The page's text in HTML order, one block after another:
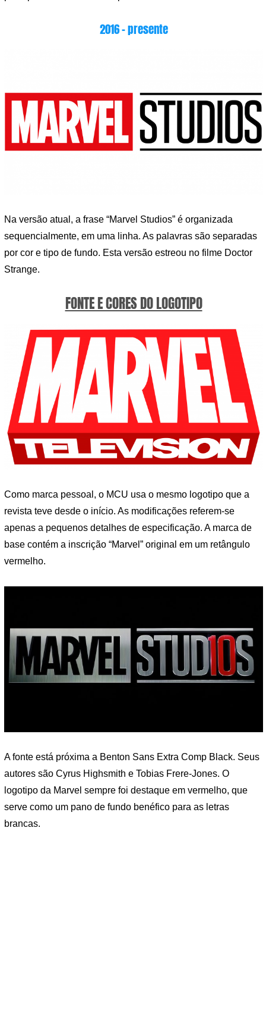
2016 – presente
Na versão atual, a frase “Marvel Studios” é organizada
sequencialmente, em uma linha. As palavras são separadas
por cor e tipo de fundo. Esta versão estreou no filme Doctor
Strange.
FONTE E CORES DO LOGOTIPO
Como marca pessoal, o MCU usa o mesmo logotipo que a
revista teve desde o início. As modificações referem-se
apenas a pequenos detalhes de especificação. A marca de
base contém a inscrição “Marvel” original em um retângulo
vermelho.
A fonte está próxima a Benton Sans Extra Comp Black. Seus
autores são Cyrus Highsmith e Tobias Frere-Jones. O
logotipo da Marvel sempre foi destaque em vermelho, que
serve como um pano de fundo benéfico para as letras
brancas.